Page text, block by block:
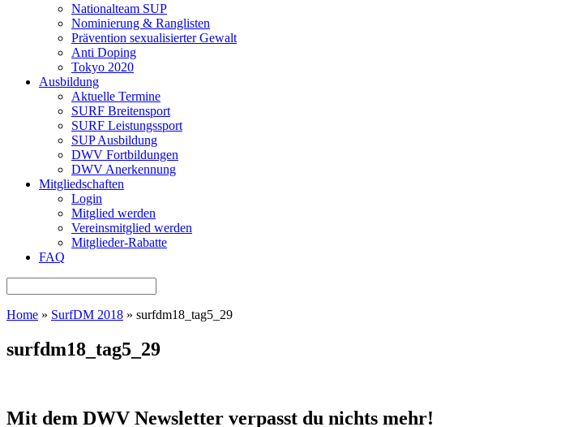
Nationalteam SUP
Nominierung & Ranglisten
Prävention sexualisierter Gewalt
Anti Doping
Tokyo 2020
Ausbildung
Aktuelle Termine
SURF Breitensport
SURF Leistungssport
SUP Ausbildung
DWV Fortbildungen
DWV Anerkennung
Mitgliedschaften
Login
Mitglied werden
Vereinsmitglied werden
Mitglieder-Rabatte
FAQ
Home » SurfDM 2018 » surfdm18_tag5_29
surfdm18_tag5_29
Mit dem DWV Newsletter verpasst du nichts mehr!